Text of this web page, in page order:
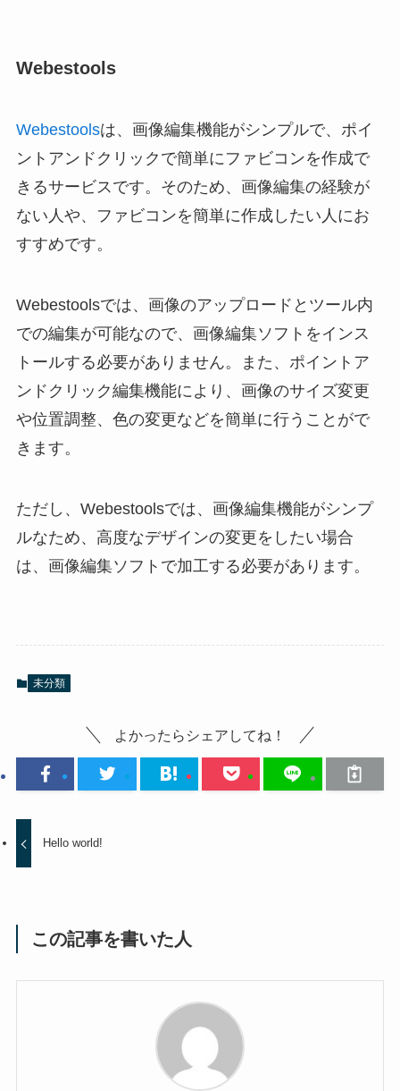
Webestools
Webestoolsは、画像編集機能がシンプルで、ポイ
ントアンドクリックで簡単にファビコンを作成で
きるサービスです。そのため、画像編集の経験が
ない人や、ファビコンを簡単に作成したい人にお
すすめです。
Webestoolsでは、画像のアップロードとツール内
での編集が可能なので、画像編集ソフトをインス
トールする必要がありません。また、ポイントア
ンドクリック編集機能により、画像のサイズ変更
や位置調整、色の変更などを簡単に行うことがで
きます。
ただし、Webestoolsでは、画像編集機能がシンプ
ルなため、高度なデザインの変更をしたい場合
は、画像編集ソフトで加工する必要があります。
未分類
よかったらシェアしてね！
Hello world!
この記事を書いた人